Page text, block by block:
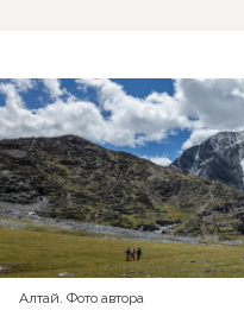
Алтай. Фото автора